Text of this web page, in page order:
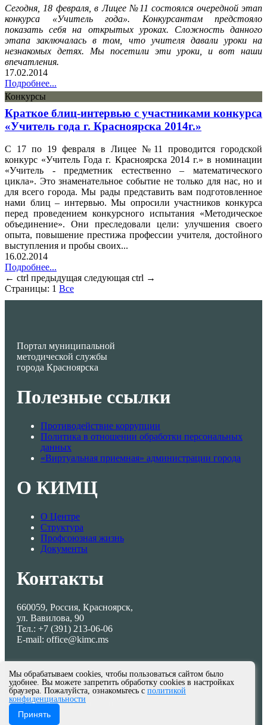
Сегодня, 18 февраля, в Лицее №11 состоялся очередной этап
конкурса «Учитель года». Конкурсантам предстояло
показать себя на открытых уроках. Сложность данного
этапа заключалась в том, что учителя давали уроки на
незнакомых детях. Мы посетили эти уроки, и вот наши
впечатления.
17.02.2014
Подробнее...
Конкурсы
Краткое блиц-интервью с участниками конкурса
«Учитель года г. Красноярска 2014г.»
С 17 по 19 февраля в Лицее №11 проводится городской
конкурс «Учитель Года г. Красноярска 2014 г.» в номинации
«Учитель - предметник естественно – математического
цикла». Это знаменательное событие не только для нас, но и
для всего города. Мы рады представить вам подготовленное
нами блиц – интервью. Мы опросили участников конкурса
перед проведением конкурсного испытания «Методическое
объединение». Они преследовали цели: улучшения своего
опыта, повышение престижа профессии учителя, достойного
выступления и пробы своих...
16.02.2014
Подробнее...
← ctrl предыдущая следующая ctrl →
Страницы: 1 Все
Портал муниципальной
методической службы
города Красноярска
Полезные ссылки
Противодействие коррупции
Политика в отношении обработки персональных
данных
«Виртуальная приемная» администрации города
О КИМЦ
О Центре
Структура
Профсоюзная жизнь
Документы
Контакты
660059, Россия, Красноярск,
ул. Вавилова, 90
Тел.: +7 (391) 213-06-06
E-mail: office@kimc.ms
© МКУ КИМЦ 2013-2026
Мы обрабатываем cookies, чтобы пользоваться сайтом было
удобнее. Вы можете запретить обработку cookies в настройках
браузера. Пожалуйста, ознакомьтесь с политикой
конфиденциальности
Принять